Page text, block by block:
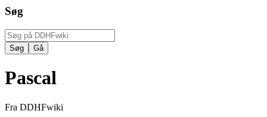
Søg
Pascal
Fra DDHFwiki